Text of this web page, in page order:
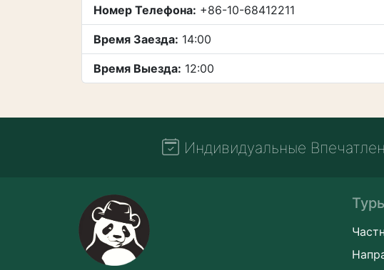
Номер Телефона: +86-10-68412211
Время Заезда: 14:00
Время Выезда: 12:00
Индивидуальные